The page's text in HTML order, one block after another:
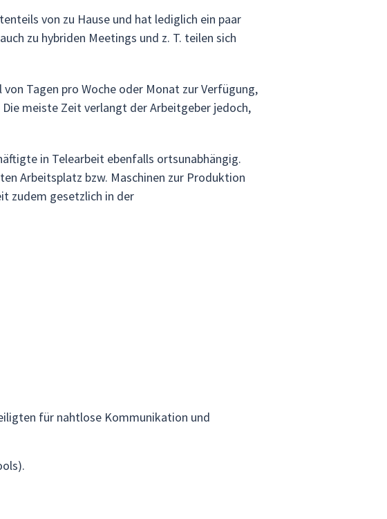
von zu Hause und hat lediglich ein paar
zu hybriden Meetings und z. T. teilen sich
Tagen pro Woche oder Monat zur Verfügung,
Die meiste Zeit verlangt der Arbeitgeber jedoch,
in Telearbeit ebenfalls ortsunabhängig.
Arbeitsplatz bzw. Maschinen zur Produktion
zudem gesetzlich in der
für nahtlose Kommunikation und